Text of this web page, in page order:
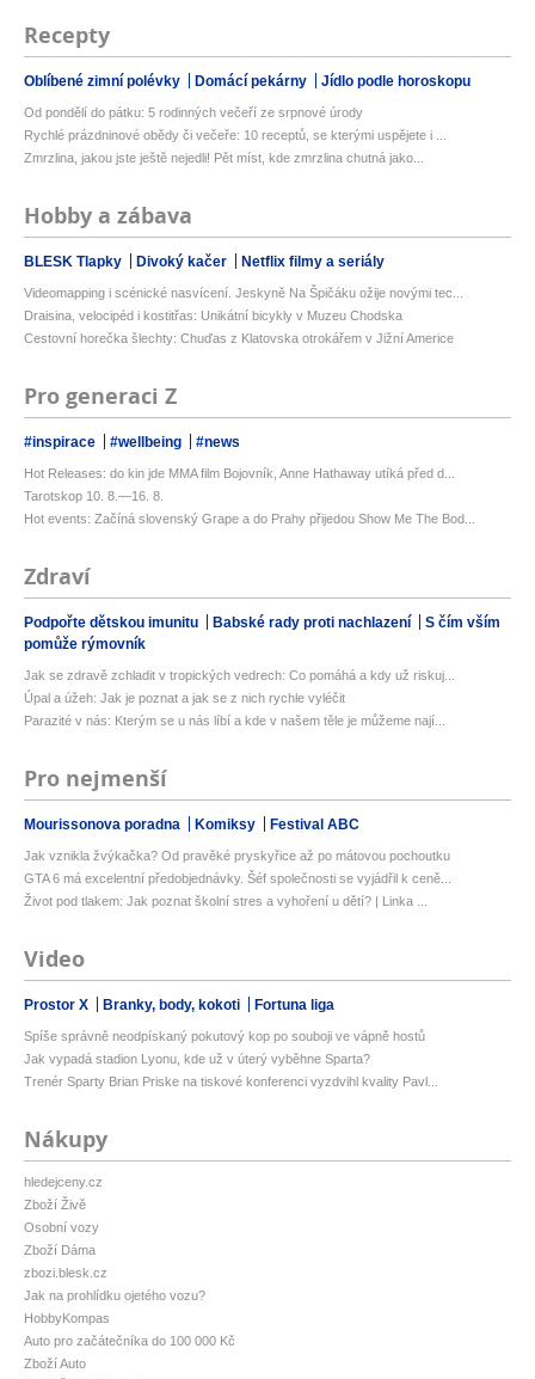
Recepty
Oblíbené zimní polévky Domácí pekárny Jídlo podle horoskopu
Od pondělí do pátku: 5 rodinných večeří ze srpnové úrody
Rychlé prázdninové obědy či večeře: 10 receptů, se kterými uspějete i ...
Zmrzlina, jakou jste ještě nejedli! Pět míst, kde zmrzlina chutná jako...
Hobby a zábava
BLESK Tlapky Divoký kačer Netflix filmy a seriály
Videomapping i scénické nasvícení. Jeskyně Na Špičáku ožije novými tec...
Draisina, velocipéd i kostitřas: Unikátní bicykly v Muzeu Chodska
Cestovní horečka šlechty: Chuďas z Klatovska otrokářem v Jižní Americe
Pro generaci Z
#inspirace #wellbeing #news
Hot Releases: do kin jde MMA film Bojovník, Anne Hathaway utíká před d...
Tarotskop 10. 8.—16. 8.
Hot events: Začíná slovenský Grape a do Prahy přijedou Show Me The Bod...
Zdraví
Podpořte dětskou imunitu Babské rady proti nachlazení
S čím vším
pomůže rýmovník
Jak se zdravě zchladit v tropických vedrech: Co pomáhá a kdy už riskuj...
Úpal a úžeh: Jak je poznat a jak se z nich rychle vyléčit
Parazité v nás: Kterým se u nás líbí a kde v našem těle je můžeme nají...
Pro nejmenší
Mourissonova poradna Komiksy Festival ABC
Jak vznikla žvýkačka? Od pravěké pryskyřice až po mátovou pochoutku
GTA 6 má excelentní předobjednávky. Šéf společnosti se vyjádřil k ceně...
Život pod tlakem: Jak poznat školní stres a vyhoření u dětí? | Linka ...
Video
Prostor X Branky, body, kokoti Fortuna liga
Spíše správně neodpískaný pokutový kop po souboji ve vápně hostů
Jak vypadá stadion Lyonu, kde už v úterý vyběhne Sparta?
Trenér Sparty Brian Priske na tiskové konferenci vyzdvihl kvality Pavl...
Nákupy
hledejceny.cz
Zboží Živě
Osobní vozy
Zboží Dáma
zbozi.blesk.cz
Jak na prohlídku ojetého vozu?
HobbyKompas
Auto pro začátečníka do 100 000 Kč
Zboží Auto